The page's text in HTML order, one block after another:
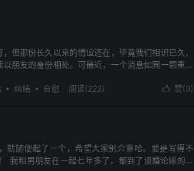
但那份长久以来的情谊还在，毕竟我们相识已久，
朋友的身份相处。可最近，一个消息如同一颗重磅
 赞(0)
纠结 自慰 阅读(222)
就随便起了一个，希望大家别介意哈。要是写得不
我和男朋友在一起七年多了，都到了谈婚论嫁的阶